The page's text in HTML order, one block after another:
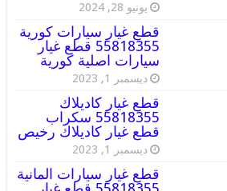
يونيو 28, 2024
قطع غيار سيارات كورية
55818355 قطع غيار
سيارات اصلية كورية
ديسمبر 1, 2023
قطع غيار كاديلاك
55818355 سكراب
قطع غيار كاديلاك رخيص
ديسمبر 1, 2023
قطع غيار سيارات المانية